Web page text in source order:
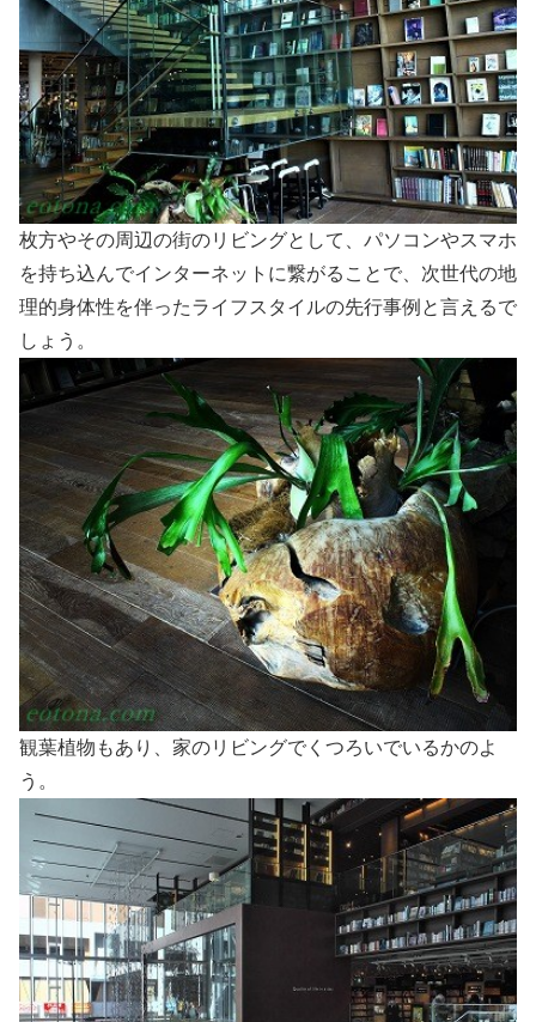
枚方やその周辺の街のリビングとして、パソコンやスマホ
を持ち込んでインターネットに繋がることで、次世代の地
理的身体性を伴ったライフスタイルの先行事例と言えるで
しょう。
観葉植物もあり、家のリビングでくつろいでいるかのよ
う。